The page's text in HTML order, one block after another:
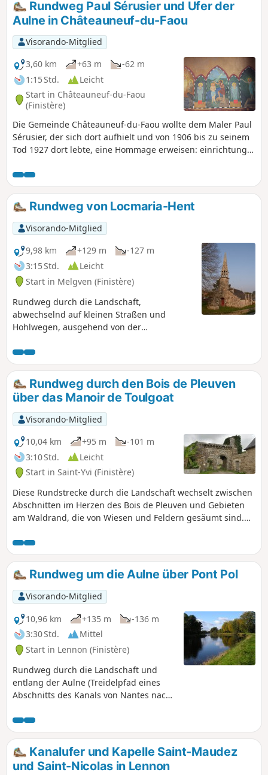
Rundweg Paul Sérusier und Ufer der
Aulne in Châteauneuf-du-Faou
Visorando-Mitglied
3,60 km
+63 m
-62 m
1:15 Std.
Leicht
Start in Châteauneuf-du-Faou
(Finistère)
Die Gemeinde Châteauneuf-du-Faou wollte dem Maler Paul
Sérusier, der sich dort aufhielt und von 1906 bis zu seinem
Tod 1927 dort lebte, eine Hommage erweisen: einrichtung
und Einrichtung eines Rundgangs mit acht
Informationstafeln, der an Orten vorbeiführt, die ihn
inspiriert haben.Ein Spaziergang am Ufer der Aulne und
durch den Wald rundete diesen Rundgang ab.
Rundweg von Locmaria-Hent
Visorando-Mitglied
9,98 km
+129 m
-127 m
3:15 Std.
Leicht
Start in Melgven (Finistère)
Rundweg durch die Landschaft,
abwechselnd auf kleinen Straßen und
Hohlwegen, ausgehend von der
Hent.
Rundweg durch den Bois de Pleuven
über das Manoir de Toulgoat
Visorando-Mitglied
10,04 km
+95 m
-101 m
3:10 Std.
Leicht
Start in Saint-Yvi (Finistère)
Diese Rundstrecke durch die Landschaft wechselt zwischen
Abschnitten im Herzen des Bois de Pleuven und Gebieten
am Waldrand, die von Wiesen und Feldern gesäumt sind.
Manoir de Tougoat mit seinem als historisches Denkmal
eingestuften Eingang besichtigen.
Rundweg um die Aulne über Pont Pol
Visorando-Mitglied
10,96 km
+135 m
-136 m
3:30 Std.
Mittel
Start in Lennon (Finistère)
Rundweg durch die Landschaft und
entlang der Aulne (Treidelpfad eines
Abschnitts des Kanals von Nantes nach
Kanalufer und Kapelle Saint-Maudez
und Saint-Nicolas in Lennon